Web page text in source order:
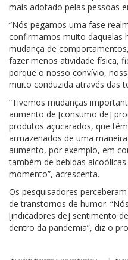
mais adotado pelas pessoas
“Nós pegamos uma fase
confirmamos muito daquelas
mudança de
fazer menos atividade física,
porque o nosso convívio,
muito conduzida através das
“Tivemos mudanças
aumento de [consumo de]
produtos açucarados, que
armazenados de uma
aumento, por exemplo, em
também de bebidas
momento”, acrescenta.
Os pesquisadores
de transtornos de humor.
[indicadores de] sentimento
dentro da pandemia”, diz o